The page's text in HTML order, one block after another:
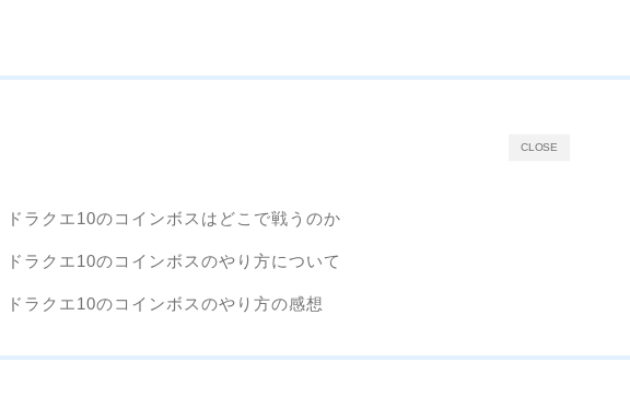
CLOSE
ドラクエ10のコインボスはどこで戦うのか
ドラクエ10のコインボスのやり方について
ドラクエ10のコインボスのやり方の感想